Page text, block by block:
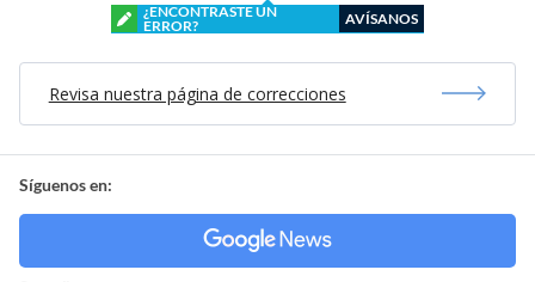
¿ENCONTRASTE UN
ERROR?
AVÍSANOS
Revisa nuestra página de correcciones
Síguenos en: